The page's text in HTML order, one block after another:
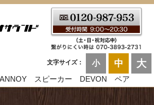
文字サイズ： 小 中 大
スピーカー DEVON ペア